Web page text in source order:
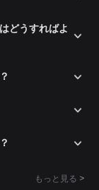
どうすればよ
もっと見る >